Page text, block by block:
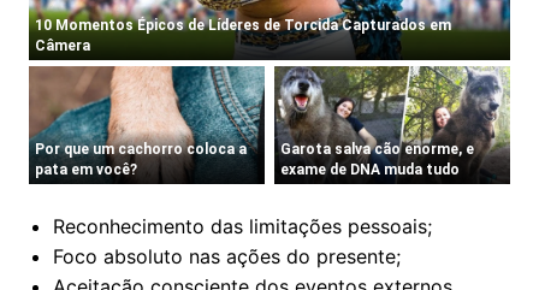
Reconhecimento das limitações pessoais;
Foco absoluto nas ações do presente;